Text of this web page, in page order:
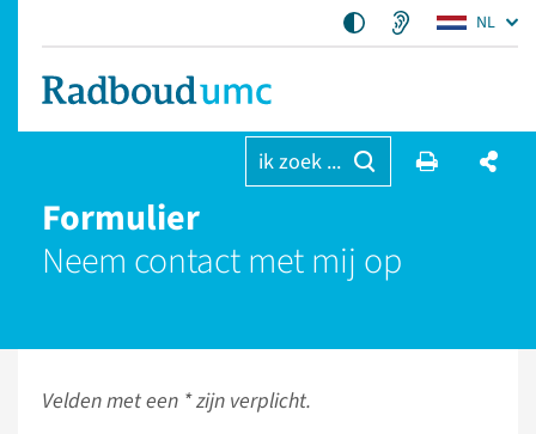
NL
ik zoek ...
Formulier
Neem contact met mij op
Velden met een * zijn verplicht.